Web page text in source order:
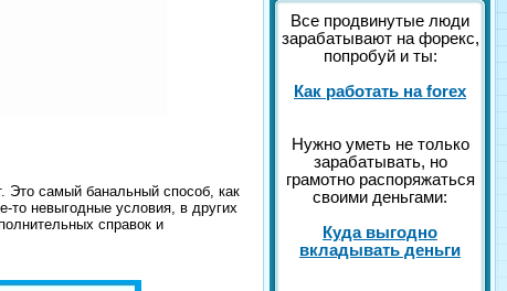
Это самый банальный способ, как
то невыгодные условия, в других
справок и
Все продвинутые люди
зарабатывают на форекс,
попробуй и ты:
Как работать на forex
Нужно уметь не только
зарабатывать, но
грамотно распоряжаться
своими деньгами:
Куда выгодно
вкладывать деньги